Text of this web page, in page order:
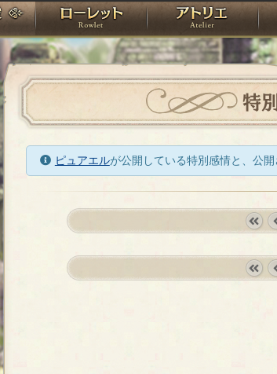
PandoraPartyProject
神殿 ローレット ア
特
ピュアエルが公開している特別感情と、公
first